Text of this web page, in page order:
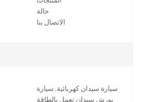
حالة
الاتصال بنا
سيارة سيدان كهربائية. سيارة
بورش سيدان تعمل بالطاقة